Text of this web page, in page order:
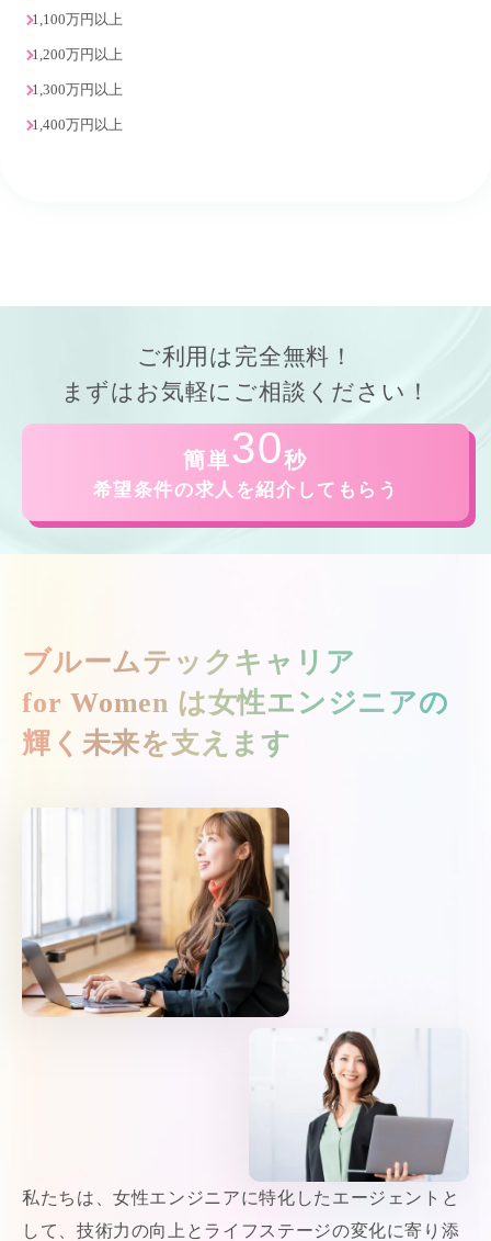
1,100万円以上
1,200万円以上
1,300万円以上
1,400万円以上
ご利用は 完全無料！
まずはお気軽にご相談ください！
簡単30秒
希望条件の求人を紹介してもらう
ブルームテックキャリア
for Women は女性エンジニアの
輝く未来を支えます
私たちは、女性エンジニアに特化したエージェントと
して、技術力の向上とライフステージの変化に寄り添